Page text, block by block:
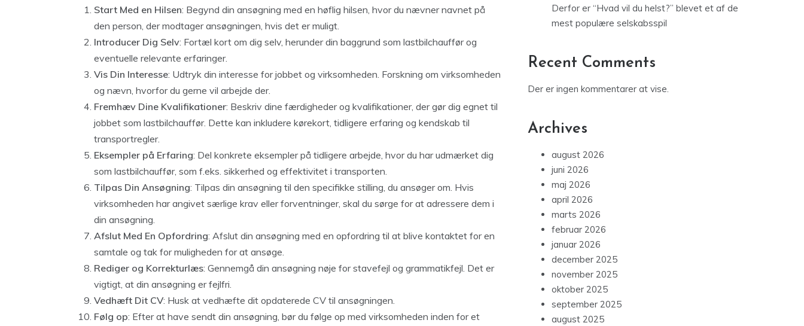
Start Med en Hilsen: Begynd din ansøgning med en høflig hilsen, hvor du nævner navnet på
den person, der modtager ansøgningen, hvis det er muligt.
Introducer Dig Selv: Fortæl kort om dig selv, herunder din baggrund som lastbilchauffør og
eventuelle relevante erfaringer.
Vis Din Interesse: Udtryk din interesse for jobbet og virksomheden. Forskning om virksomheden
og nævn, hvorfor du gerne vil arbejde der.
Fremhæv Dine Kvalifikationer: Beskriv dine færdigheder og kvalifikationer, der gør dig egnet til
jobbet som lastbilchauffør. Dette kan inkludere kørekort, tidligere erfaring og kendskab til
transportregler.
Eksempler på Erfaring: Del konkrete eksempler på tidligere arbejde, hvor du har udmærket dig
som lastbilchauffør, som f.eks. sikkerhed og effektivitet i transporten.
Tilpas Din Ansøgning: Tilpas din ansøgning til den specifikke stilling, du ansøger om. Hvis
virksomheden har angivet særlige krav eller forventninger, skal du sørge for at adressere dem i
din ansøgning.
Afslut Med En Opfordring: Afslut din ansøgning med en opfordring til at blive kontaktet for en
samtale og tak for muligheden for at ansøge.
Rediger og Korrekturlæs: Gennemgå din ansøgning nøje for stavefejl og grammatikfejl. Det er
vigtigt, at din ansøgning er fejlfri.
Vedhæft Dit CV: Husk at vedhæfte dit opdaterede CV til ansøgningen.
Følg op: Efter at have sendt din ansøgning, bør du følge op med virksomheden inden for et
Derfor er “Hvad vil du helst?” blevet et af de
mest populære selskabsspil
Recent Comments
Der er ingen kommentarer at vise.
Archives
august 2026
juni 2026
maj 2026
april 2026
marts 2026
februar 2026
januar 2026
december 2025
november 2025
oktober 2025
september 2025
august 2025